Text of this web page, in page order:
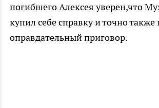
погибшего Алексея уверен,что
купил себе справку и точно также
оправдательный приговор.